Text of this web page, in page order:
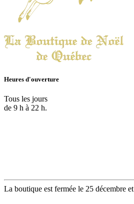
Heures d'ouverture
Tous les jours
de 9 h à 22 h.
La boutique est fermée le 25 décembre